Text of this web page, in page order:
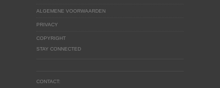
ALGEMENE VOORWAARDEN
PRIVACY
COPYRIGHT
STAY CONNECTED
CONTACT: